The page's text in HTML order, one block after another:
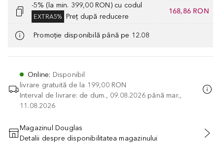
-5% (la min. 399,00 RON) cu codul
EXTRA5% Preț după reducere
168,86 RON
Promoție disponibilă până pe 12.08
Online: Disponibil
livrare gratuită de la 199,00 RON
Interval de livrare: de dum., 09.08.2026 până mar.,
11.08.2026
ADĂUGAȚI ÎN COŞ
Magazinul Douglas
Detalii despre disponibilitatea magazinului